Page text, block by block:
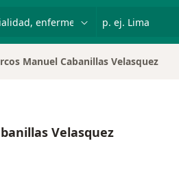
Manuel Cabanillas Velasquez
Velasquez